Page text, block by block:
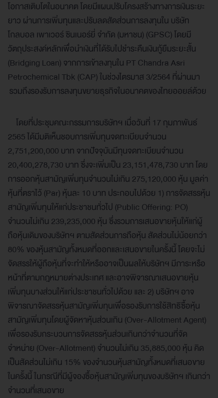
โอกาสเติบโตในอนาคต โดยมีแผนปรับโครงสร้างทางการเงินระยะ
ยาว ผ่านการเพิ่มทุนและปรับลดสัดส่วนการลงทุนใน บริษัท
โกลบอล เพาเวอร์ ซินเนอร์ยี่ จำกัด (มหาชน) (GPSC) โดยมี
วัตถุประสงค์หลักเพื่อนำเงินที่ได้รับไปชำระคืนเงินกู้ยืมระยะสั้น
(Bridging Loan) จากการเข้าลงทุนใน PT Chandra Asri
Petrochemical Tbk (CAP) ในช่วงไตรมาส 3/2564 ที่ผ่านมา
รวมถึงรองรับการลงทุนขยายธุรกิจในอนาคตของไทยออยล์ด้วย
โดยที่ประชุมคณะกรรมการบริษัทฯ เมื่อวันที่ 17 กุมภาพันธ์
2565 ได้มีมติเห็นชอบการเพิ่มทุนจดทะเบียนจำนวน
2,751,200,000 บาท จากปัจจุบันมีทุนจดทะเบียนจำนวน
20,400,278,730 บาท ซึ่งจะเพิ่มเป็น 23,151,478,730 บาท โดย
การออกหุ้นสามัญเพิ่มทุนจำนวนไม่เกิน 275,120,000 หุ้น มูลค่า
หุ้นที่ตราไว้ (Par) หุ้นละ 10 บาท ประกอบไปด้วย 1) การจัดสรรหุ้น
สามัญเพิ่มทุนให้แก่ประชาชนทั่วไป (Public Offering: PO)
จำนวนไม่เกิน 239,235,000 หุ้น ซึ่งรวมการเสนอขายหุ้นให้แก่ผู้
ถือหุ้นเดิมของบริษัทฯ ตามสัดส่วนการถือหุ้น สัดส่วนไม่น้อยกว่า
80% ของหุ้นสามัญทั้งหมดที่ออกและเสนอขายในครั้งนี้ โดยจะไม่
จัดสรรให้ผู้ถือหุ้นที่จะทำให้หรืออาจเป็นผลให้บริษัทฯ มีภาระหรือ
หน้าที่ตามกฎหมายต่างประเทศ และอาจพิจารณาเสนอขายหุ้น
เพิ่มทุนบางส่วนให้แก่ประชาชนทั่วไปด้วย และ 2) บริษัทฯ อาจ
พิจารณาจัดสรรหุ้นสามัญเพิ่มทุนเพื่อรองรับการใช้สิทธิซื้อหุ้น
สามัญเพิ่มทุนโดยผู้จัดหาหุ้นส่วนเกิน (Over-Allotment Agent)
เพื่อรองรับกระบวนการจัดสรรหุ้นส่วนเกินกว่าจำนวนที่จัด
จำหน่าย (Over-Allotment) จำนวนไม่เกิน 35,885,000 หุ้น คิด
เป็นสัดส่วนไม่เกิน 15% ของจำนวนหุ้นสามัญทั้งหมดที่เสนอขาย
ในครั้งนี้ ในกรณีที่มีผู้จองซื้อหุ้นสามัญเพิ่มทุนของบริษัทฯ เกินกว่า
จำนวนที่เสนอขาย